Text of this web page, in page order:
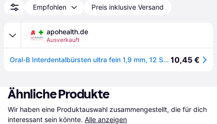
Empfohlen Preis inklusive Versand
apohealth.de
Ausverkauft
Oral-B Interdentalbürsten ultra fein 1,9 mm, 12 St. Interdentalbürsten 10,45 €
Ähnliche Produkte
Wir haben eine Produktauswahl zusammengestellt, die für dich
interessant sein könnte. Alle anzeigen